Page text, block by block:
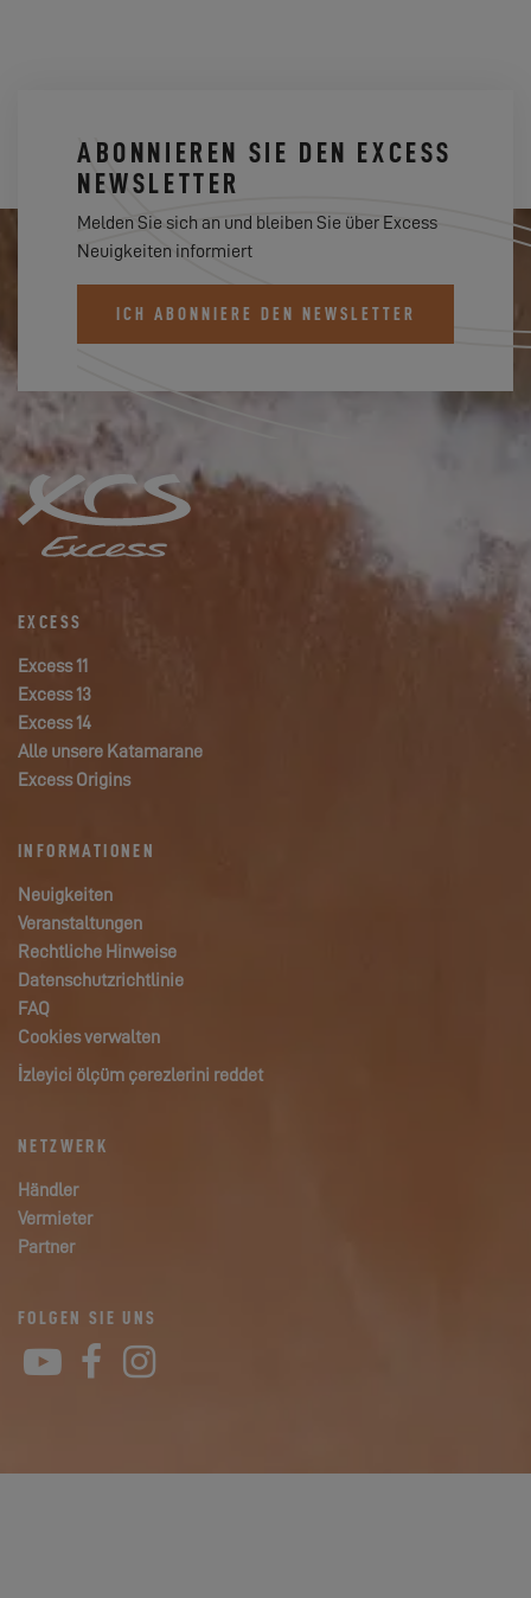
ABONNIEREN SIE DEN EXCESS
NEWSLETTER
Melden Sie sich an und bleiben Sie über Excess
Neuigkeiten informiert
ICH ABONNIERE DEN NEWSLETTER
EXCESS
Excess 11
Excess 13
Excess 14
Alle unsere Katamarane
Excess Origins
INFORMATIONEN
Neuigkeiten
Veranstaltungen
Rechtliche Hinweise
Datenschutzrichtlinie
FAQ
Cookies verwalten
İzleyici ölçüm çerezlerini reddet
NETZWERK
Händler
Vermieter
Partner
FOLGEN SIE UNS
YouTube
Facebook
Instagram